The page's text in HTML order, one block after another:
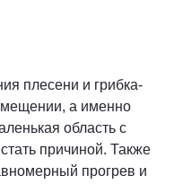
плесени и грибка-
а именно
область с
причиной. Также
прогрев и